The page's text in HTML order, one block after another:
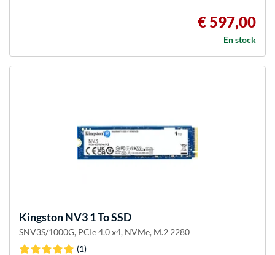
€ 597,00
En stock
KingstonNV3 1 To SSD
SNV3S/1000G, PCIe 4.0 x4, NVMe, M.2 2280
(1)